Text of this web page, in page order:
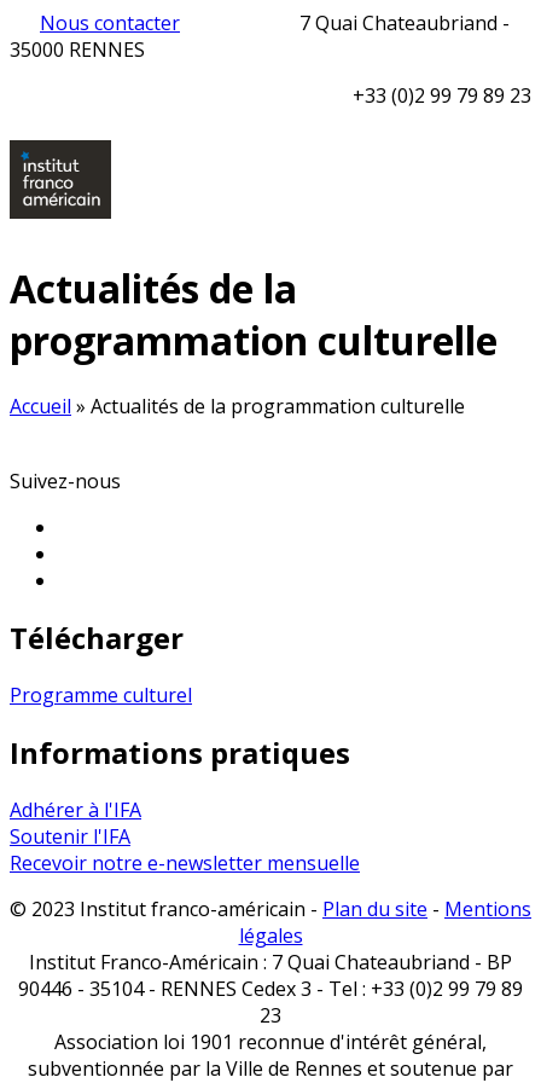
Nous contacter
7 Quai Chateaubriand -
35000 RENNES
+33 (0)2 99 79 89 23
Actualités de la
programmation culturelle
Accueil » Actualités de la programmation culturelle
Suivez-nous
Télécharger
Programme culturel
Informations pratiques
Adhérer à l'IFA
Soutenir l'IFA
Recevoir notre e-newsletter mensuelle
© 2023 Institut franco-américain - Plan du site - Mentions
légales
Institut Franco-Américain : 7 Quai Chateaubriand - BP
90446 - 35104 - RENNES Cedex 3 - Tel : +33 (0)2 99 79 89
23
Association loi 1901 reconnue d'intérêt général,
subventionnée par la Ville de Rennes et soutenue par